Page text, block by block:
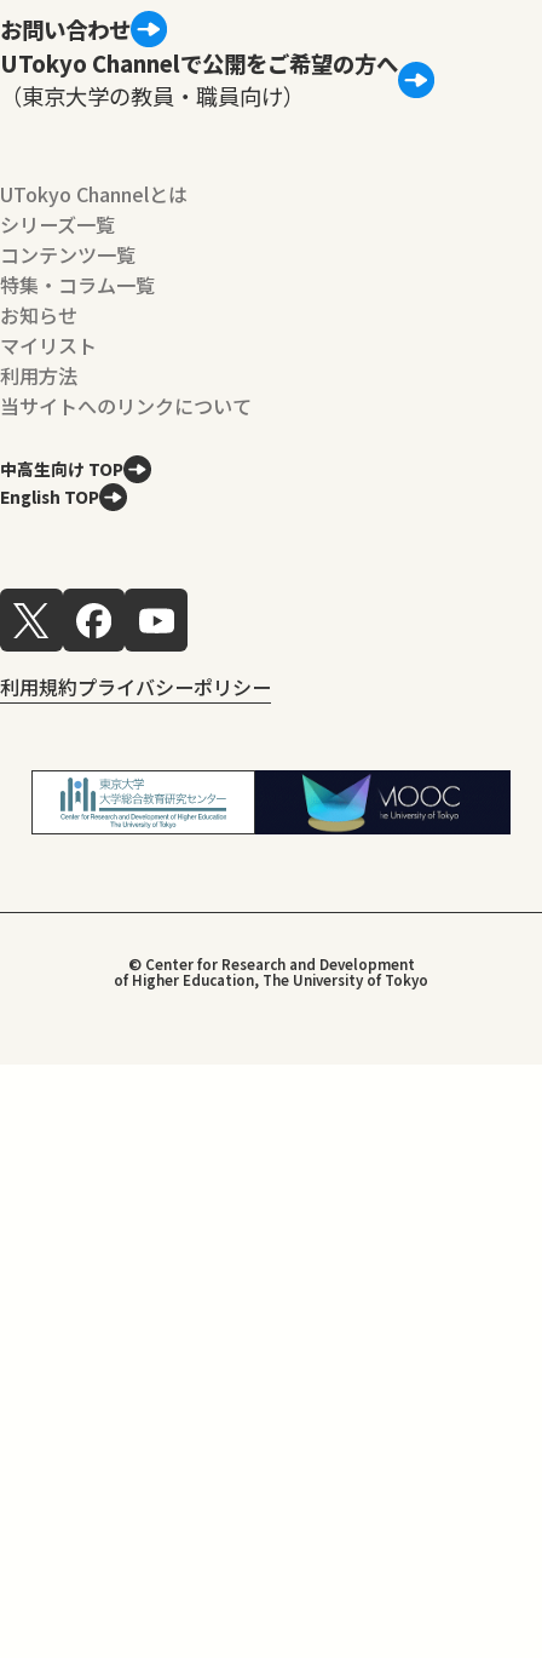
お問い合わせ
UTokyo Channelで公開をご希望の方へ
（東京大学の教員・職員向け）
UTokyo Channelとは
シリーズ一覧
コンテンツ一覧
特集・コラム一覧
お知らせ
マイリスト
利用方法
当サイトへのリンクについて
中高生向け TOP
English TOP
利用規約プライバシーポリシー
© Center for Research and Development
of Higher Education, The University of Tokyo